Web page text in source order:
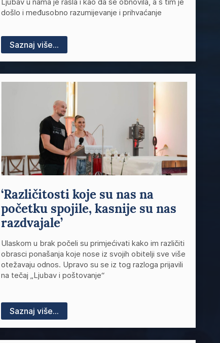
Ljubav u nama je rasla i kao da se obnovila, a s tim je
došlo i međusobno razumijevanje i prihvaćanje
Saznaj više...
‘Različitosti koje su nas na
početku spojile, kasnije su nas
razdvajale’
Ulaskom u brak počeli su primjećivati kako im različiti
obrasci ponašanja koje nose iz svojih obitelji sve više
otežavaju odnos. Upravo su se iz tog razloga prijavili
na tečaj „Ljubav i poštovanje“
Saznaj više...